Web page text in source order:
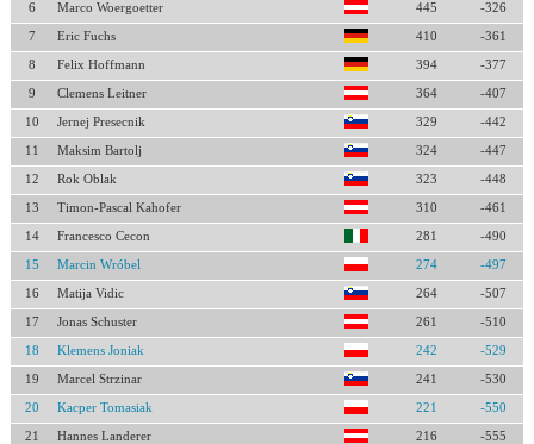
6 Marco Woergoetter 445 -326
7 Eric Fuchs 410 -361
8 Felix Hoffmann 394 -377
9 Clemens Leitner 364 -407
10 Jernej Presecnik 329 -442
11 Maksim Bartolj 324 -447
12 Rok Oblak 323 -448
13 Timon-Pascal Kahofer 310 -461
14 Francesco Cecon 281 -490
15 Marcin Wróbel 274 -497
16 Matija Vidic 264 -507
17 Jonas Schuster 261 -510
18 Klemens Joniak 242 -529
19 Marcel Strzinar 241 -530
20 Kacper Tomasiak 221 -550
21 Hannes Landerer 216 -555